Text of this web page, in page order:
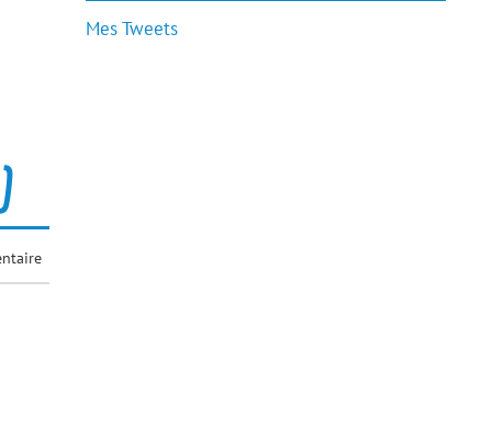
Mes Tweets